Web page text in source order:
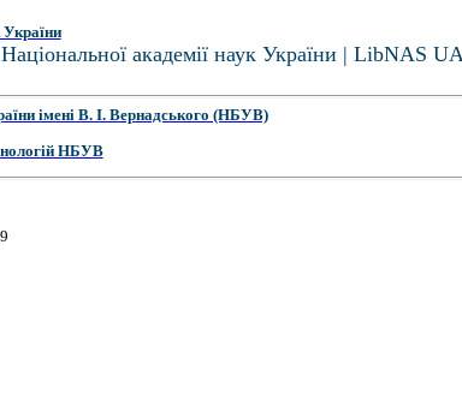
академії наук України | LibNAS
імені В. І. Вернадського (НБУВ)
НБУВ